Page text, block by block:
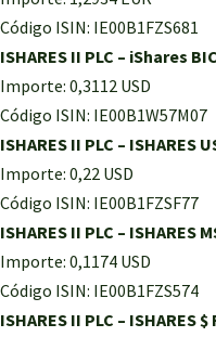
Código ISIN: IE00B1FZS681
ISHARES II PLC – iShares
Importe: 0,3112 USD
Código ISIN: IE00B1W57M07
ISHARES II PLC – ISHARES
Importe: 0,22 USD
Código ISIN: IE00B1FZSF77
ISHARES II PLC – ISHARES
Importe: 0,1174 USD
Código ISIN: IE00B1FZS574
ISHARES II PLC – ISHARES